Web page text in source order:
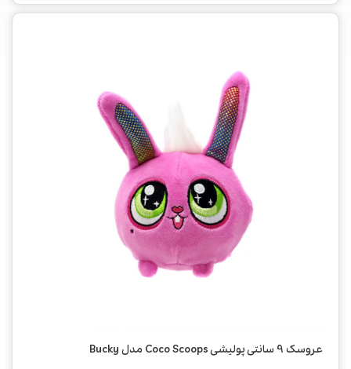
عروسک 9 سانتی پولیشی Coco Scoops مدل Bucky